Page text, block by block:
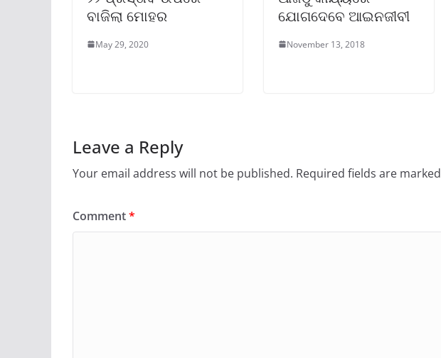
ବାଜିଲା ମୋହର
May 29, 2020
ଯୋଗଦେବେ ଆଇନଜୀବୀ
November 13, 2018
Leave a Reply
Your email address will not be published. Required fields are marked
Comment*